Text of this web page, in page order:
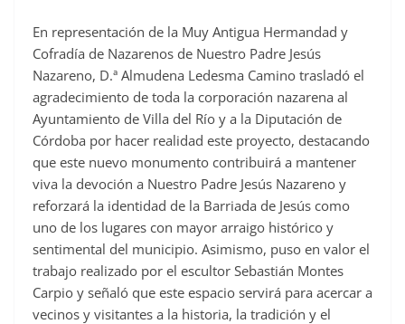
En representación de la Muy Antigua Hermandad y
Cofradía de Nazarenos de Nuestro Padre Jesús
Nazareno, D.ª Almudena Ledesma Camino trasladó el
agradecimiento de toda la corporación nazarena al
Ayuntamiento de Villa del Río y a la Diputación de
Córdoba por hacer realidad este proyecto, destacando
que este nuevo monumento contribuirá a mantener
viva la devoción a Nuestro Padre Jesús Nazareno y
reforzará la identidad de la Barriada de Jesús como
uno de los lugares con mayor arraigo histórico y
sentimental del municipio. Asimismo, puso en valor el
trabajo realizado por el escultor Sebastián Montes
Carpio y señaló que este espacio servirá para acercar a
vecinos y visitantes a la historia, la tradición y el